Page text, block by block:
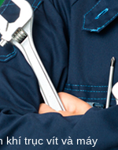
khí trục vít và máy